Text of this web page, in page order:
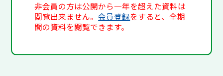
非会員の方は公開から一年を超えた資料は
閲覧出来ません。会員登録をすると、全期
間の資料を閲覧できます。